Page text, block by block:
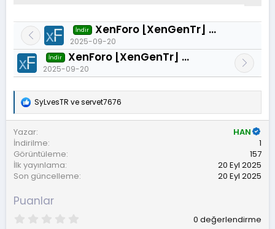
İndir XenForo [XenGenTr] Öne çıkan konular 1.0.2
2025-09-20
İndir XenForo [XenGenTr] Snippet Post 1.0.4
2025-09-20
T
e
k
i
l
e
r
SyLvesTR veservet7676
Yazar
HAN
İndirilme
1
Görüntüleme
157
İlk yayınlama
20 Eyl 2025
Son güncelleme
20 Eyl 2025
Puanlar
0 değerlendirme